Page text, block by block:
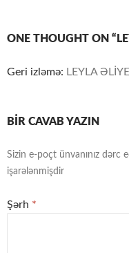
ONE THOUGHT ON
Geri izləmə: LEYLA
BIR CAVAB YAZIN
Sizin e-poçt ünvanınız dərc
işarələnmişdir
Şərh *